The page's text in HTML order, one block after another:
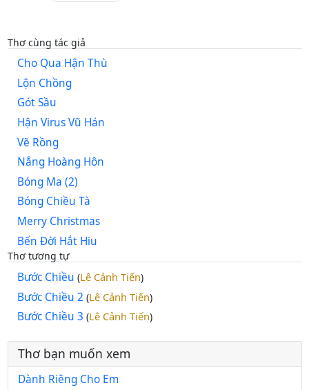
Thơ cùng tác giả
Cho Qua Hận Thù
Lộn Chồng
Gót Sầu
Hận Virus Vũ Hán
Vẽ Rồng
Nắng Hoàng Hôn
Bóng Ma (2)
Bóng Chiều Tà
Merry Christmas
Bến Đời Hắt Hiu
Thơ tương tự
Bước Chiều (Lê Cảnh Tiến)
Bước Chiều 2 (Lê Cảnh Tiến)
Bước Chiều 3 (Lê Cảnh Tiến)
Thơ bạn muốn xem
Dành Riêng Cho Em